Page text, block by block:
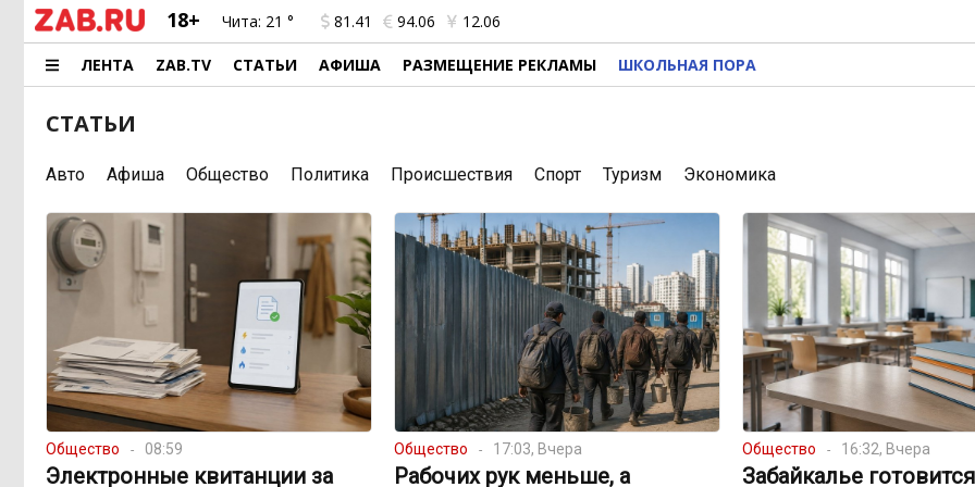
18+ Чита: 21 ° 81.41 94.06 12.06
ЛЕНТА ZAB.TV СТАТЬИ АФИША РАЗМЕЩЕНИЕ РЕКЛАМЫ ШКОЛЬНАЯ ПОРА
СТАТЬИ
Авто Афиша Общество Политика Происшествия Спорт Туризм Экономика
Общество 08:59
Электронные квитанции за
Общество 17:03, Вчера
Рабочих рук меньше, а
Общество 16:32, Вчера
Забайкалье